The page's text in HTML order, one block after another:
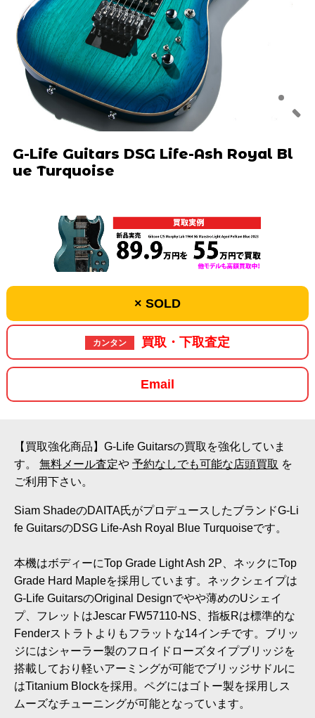
G-Life Guitars DSG Life-Ash Royal Bl
ue Turquoise
× SOLD
カンタン 買取・下取査定
Email
【買取強化商品】G-Life Guitarsの買取を強化していま
す。 無料メール査定や 予約なしでも可能な店頭買取 を
ご利用下さい。
Siam ShadeのDAITA氏がプロデュースしたブランドG-Li
fe GuitarsのDSG Life-Ash Royal Blue Turquoiseです。
本機はボディーにTop Grade Light Ash 2P、ネックにTop
Grade Hard Mapleを採用しています。ネックシェイプは
G-Life GuitarsのOriginal Designでやや薄めのUシェイ
プ、フレットはJescar FW57110-NS、指板Rは標準的な
Fenderストラトよりもフラットな14インチです。ブリッ
ジにはシャーラー製のフロイドローズタイプブリッジを
搭載しており軽いアーミングが可能でブリッジサドルに
はTitanium Blockを採用。ペグにはゴトー製を採用しス
ムーズなチューニングが可能となっています。